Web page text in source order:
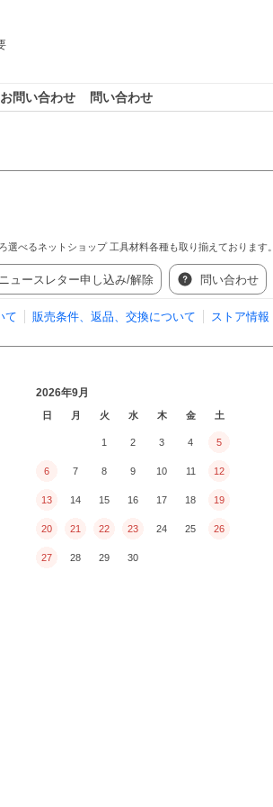
お問い合わせ 問い合わせ
べるネットショップ 工具材料各種も取り揃えております。
ニュースレター申し込み/解除 問い合わせ
て 販売条件、返品、交換について ストア情報
2026年9月
日 月 火 水 木 金 土
1 2 3 4 5
6 7 8 9 10 11 12
13 14 15 16 17 18 19
20 21 22 23 24 25 26
27 28 29 30